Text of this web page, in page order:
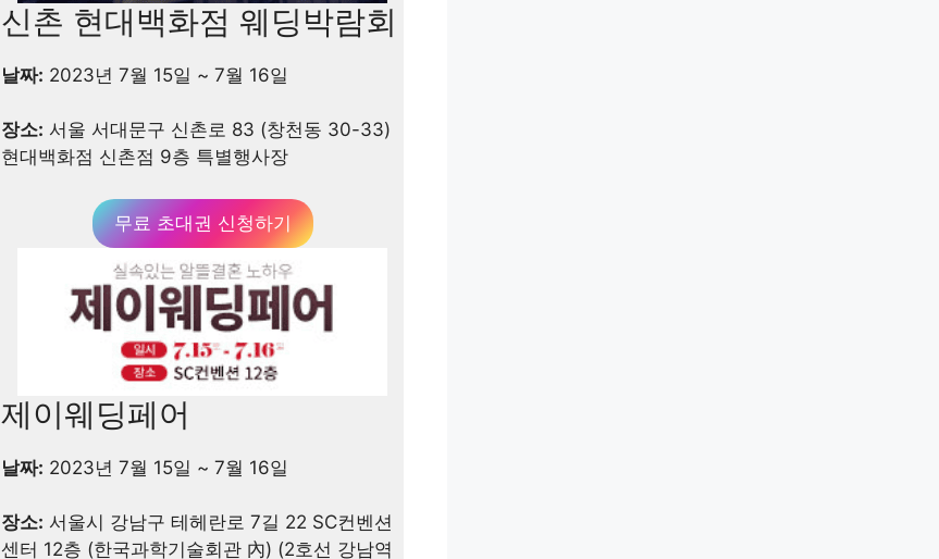
신촌 현대백화점 웨딩박람회
날짜: 2023년 7월 15일 ~ 7월 16일
장소: 서울 서대문구 신촌로 83 (창천동 30-33)
현대백화점 신촌점 9층 특별행사장
무료 초대권 신청하기
제이웨딩페어
날짜: 2023년 7월 15일 ~ 7월 16일
장소: 서울시 강남구 테헤란로 7길 22 SC컨벤션
센터 12층 (한국과학기술회관 內) (2호선 강남역